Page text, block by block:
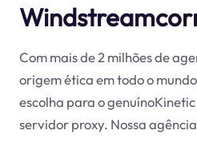
Com mais de 2 milhões de
origem ética em todo o
escolha para o
servidor proxy. Nossa